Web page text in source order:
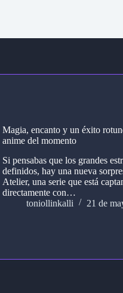
Magia, encanto y un éxito
anime del momento
Si pensabas que los grandes
definidos, hay una nueva
Atelier, una serie que está
directamente con…
toniollinkalli
21 de